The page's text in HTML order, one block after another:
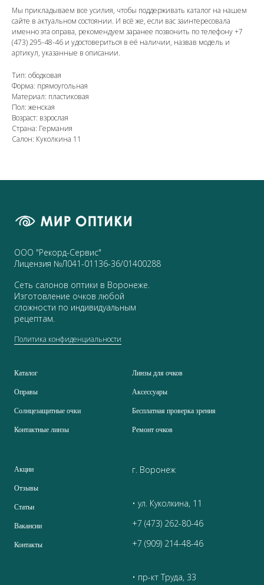
Мы прикладываем все усилия, чтобы поддерживать каталог на нашем
сайте в актуальном состоянии. И всё же, если вас заинтересовала
именно эта оправа, рекомендуем заранее позвонить по телефону+7
(473) 295-48-46 и удостовериться в её наличии, назвав модель и
артикул, указанные в описании.
Тип: ободковая
Форма: прямоугольная
Материал: пластиковая
Пол: женская
Возраст: взрослая
Страна: Германия
Салон: Куколкина 11
ООО "Рекорд-Сервис"
Лицензия №Л041-01136-36/01400288
Сеть салонов оптики в Воронеже.
Изготовление очков любой
сложности по индивидуальным
рецептам.
Политика конфиденциальности
Каталог
Оправы
Солнцезащитные очки
Контактные линзы
Линзы для очков
Аксессуары
Бесплатная проверка зрения
Ремонт очков
Акции
Отзывы
Статьи
Вакансии
Контакты
г. Воронеж
• ул. Куколкина, 11
+7 (473) 262-80-46
+7 (909) 214-48-46
• пр-кт Труда, 33